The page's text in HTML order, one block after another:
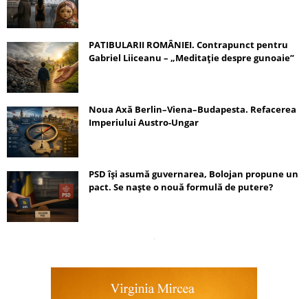
PATIBULARII ROMÂNIEI. Contrapunct pentru
Gabriel Liiceanu – „Meditație despre gunoaie”
Noua Axă Berlin–Viena–Budapesta. Refacerea
Imperiului Austro-Ungar
PSD își asumă guvernarea, Bolojan propune un
pact. Se naște o nouă formulă de putere?